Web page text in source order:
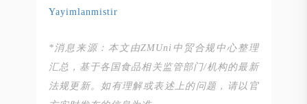
Yayimlanmistir
*消息来源：本文由ZMUni中贸合规中心整理
汇总，基于各国食品相关监管部门/机构的最新
法规更新。如有理解或表述上的问题，请以官